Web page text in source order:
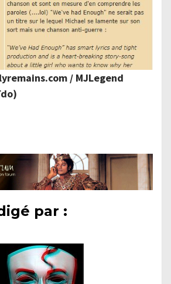
/ MJLegend
par :